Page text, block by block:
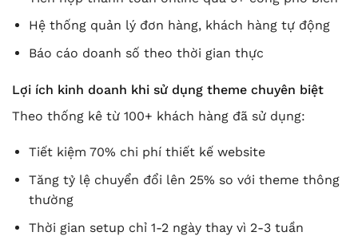
Hệ thống quản lý đơn hàng, khách hàng tự động
Báo cáo doanh số theo thời gian thực
Lợi ích kinh doanh khi sử dụng theme chuyên biệt
Theo thống kê từ 100+ khách hàng đã sử dụng:
Tiết kiệm 70% chi phí thiết kế website
Tăng tỷ lệ chuyển đổi lên 25% so với theme thông
thường
Thời gian setup chỉ 1-2 ngày thay vì 2-3 tuần